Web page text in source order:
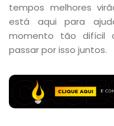
tempos melhores
está aqui para
momento tão difícil
passar por isso juntos.